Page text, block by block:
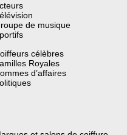
de musique
célèbres
Royales
d’affaires